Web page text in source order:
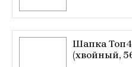
Шапка
(хвойный,